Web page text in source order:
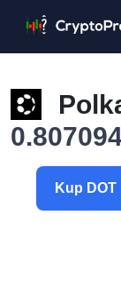
Kup DOT